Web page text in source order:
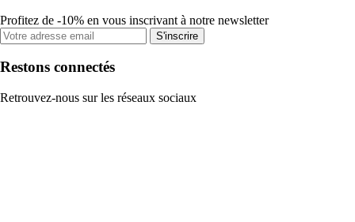
Profitez de -10% en vous inscrivant à notre newsletter
S'inscrire
Restons connectés
Retrouvez-nous sur les réseaux sociaux